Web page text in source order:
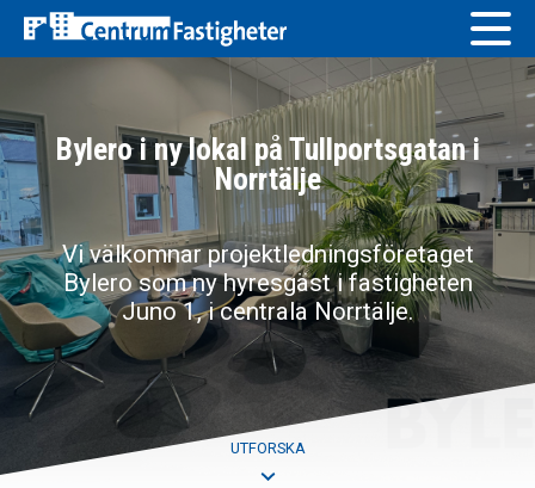
content
Lediga objekt
Våra fastigheter
För hyresgäster
Om Centrum Fastigheter
Vår personal
Bylero i ny lokal på Tullportsgatan i
Norrtälje
Vi välkomnar projektledningsföretaget
Bylero som ny hyresgäst i fastigheten
Juno 1, i centrala Norrtälje.
UTFORSKA